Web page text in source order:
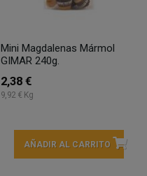
Mini Magdalenas Mármol
GIMAR 240g.
2,38 €
9,92 € Kg
AÑADIR AL CARRITO